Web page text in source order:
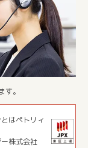
。
はペトリィ
株式会社